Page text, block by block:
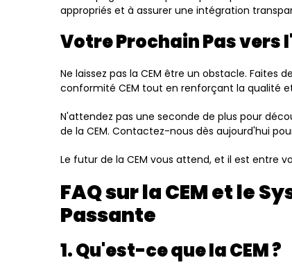
appropriés et à assurer une intégration
Votre Prochain Pas vers
Ne laissez pas la CEM être un obstacle. Faites
conformité CEM tout en renforçant la qualité
N'attendez pas une seconde de plus pour
de la CEM. Contactez-nous dès aujourd'hui
Le futur de la CEM vous attend, et il est entre
FAQ sur la CEM et le
Passante
1. Qu'est-ce que la CEM ?